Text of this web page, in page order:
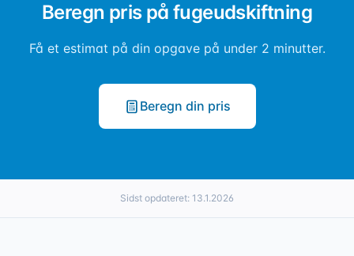
Beregn pris på fugeudskiftning
Få et estimat på din opgave på under 2 minutter.
Beregn din pris
Sidst opdateret: 13.1.2026